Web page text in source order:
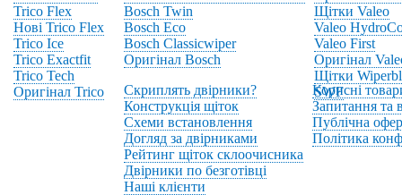
Trico Flex
Нові Trico Flex
Trico Ice
Trico Exactfit
Trico Tech
Оригінал Trico
Bosch Twin
Bosch Eco
Bosch Classicwiper
Оригінал Bosch
Щітки Valeo
Valeo
Valeo First
Оригінал
Щітки
SWF
Скриплять двірники?
Конструкція щіток
Схеми встановлення
Догляд за двірниками
Рейтинг щіток склоочисника
Двірники по безготівці
Наші клієнти
Корисні
Запитання та
Публічна
Політика